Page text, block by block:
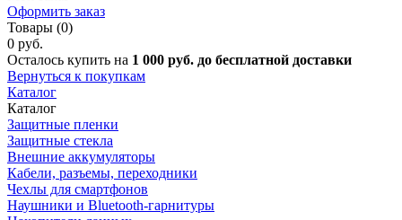
Оформить заказ
Товары (0)
0 руб.
Осталось купить на 1 000 руб. до бесплатной доставки
Вернуться к покупкам
Каталог
Каталог
Защитные пленки
Защитные стекла
Внешние аккумуляторы
Кабели, разъемы, переходники
Чехлы для смартфонов
Наушники и Bluetooth-гарнитуры